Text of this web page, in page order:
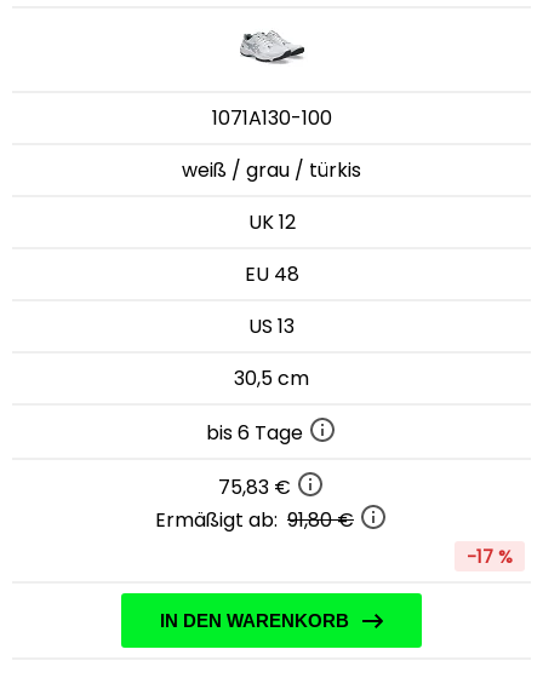
1071A130-100
weiß / grau / türkis
UK 12
EU 48
US 13
30,5 cm
bis 6 Tage
75,83 €
Ermäßigt ab: 91,80 €
-17 %
IN DEN WARENKORB